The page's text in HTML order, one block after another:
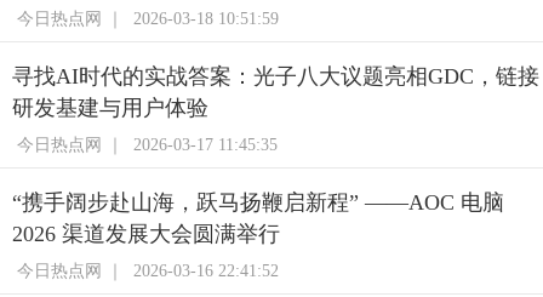
今日热点网 ｜ 2026-03-18 10:51:59
寻找AI时代的实战答案：光子八大议题亮相GDC，链接
研发基建与用户体验
今日热点网 ｜ 2026-03-17 11:45:35
“携手阔步赴山海，跃马扬鞭启新程” ——AOC 电脑
2026 渠道发展大会圆满举行
今日热点网 ｜ 2026-03-16 22:41:52